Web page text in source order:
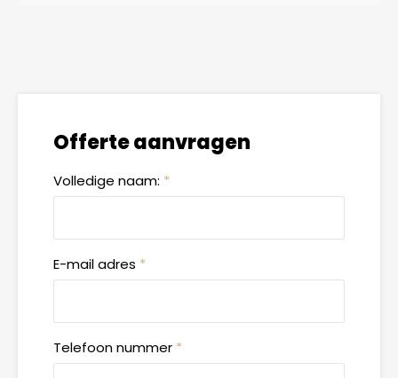
Offerte aanvragen
Volledige naam: *
E-mail adres *
Telefoon nummer *